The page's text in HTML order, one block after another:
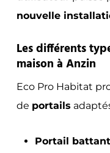
nouvelle
Les différents
maison à Anzin
Eco Pro Habitat
de portails
Portail battant